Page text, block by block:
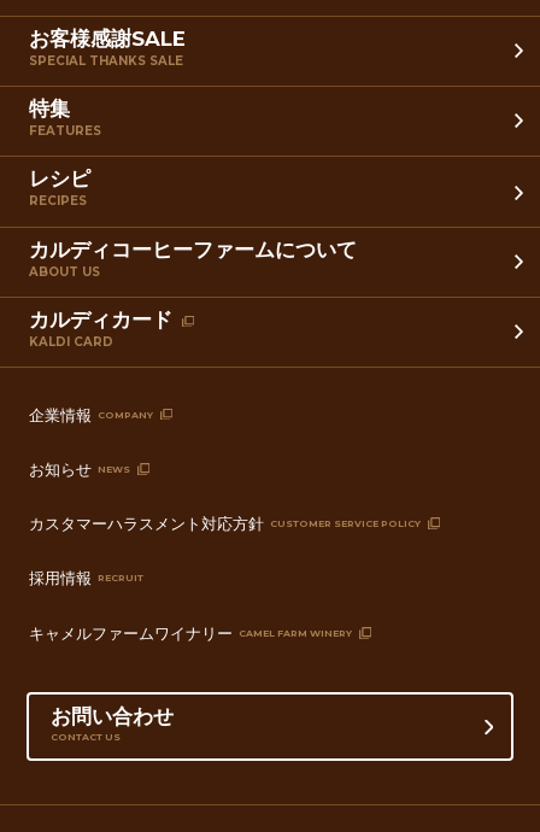
お客様感謝SALE
SPECIAL THANKS SALE
特集
FEATURES
レシピ
RECIPES
カルディコーヒーファームについて
ABOUT US
カルディカード
KALDI CARD
企業情報 COMPANY
お知らせ NEWS
カスタマーハラスメント対応方針 CUSTOMER SERVICE POLICY
採用情報 RECRUIT
キャメルファームワイナリー CAMEL FARM WINERY
お問い合わせ
CONTACT US